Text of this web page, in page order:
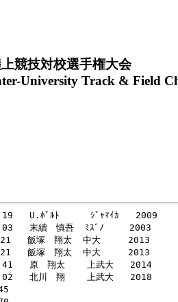
競技対校選手権大会
University Track & Field
U.ﾎﾞﾙﾄ   　 ｼﾞｬﾏｲｶ   2009
末續　慎吾  ﾐｽﾞﾉ   　2003
飯塚　翔太  中大     2013
飯塚　翔太  中大     2013
原　翔太    上武大   2014
北川　翔    上武大   2018